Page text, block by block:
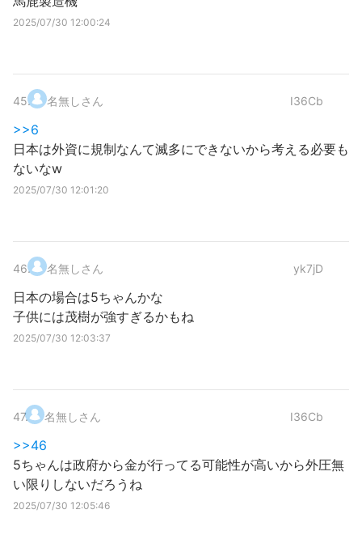
2025/07/30 12:00:24
45. 名無しさん I36Cb
>>6
日本は外資に規制なんて滅多にできないから考える必要も
ないなw
2025/07/30 12:01:20
46. 名無しさん yk7jD
日本の場合は5ちゃんかな
子供には茂樹が強すぎるかもね
2025/07/30 12:03:37
47. 名無しさん I36Cb
>>46
5ちゃんは政府から金が行ってる可能性が高いから外圧無
い限りしないだろうね
2025/07/30 12:05:46